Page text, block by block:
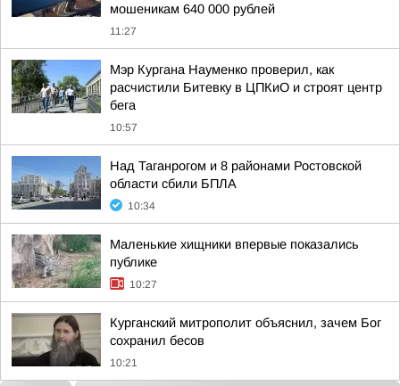
мошеникам 640 000 рублей
11:27
Мэр Кургана Науменко проверил, как
расчистили Битевку в ЦПКиО и строят центр
бега
10:57
Над Таганрогом и 8 районами Ростовской
области сбили БПЛА
10:34
Маленькие хищники впервые показались
публике
10:27
Курганский митрополит объяснил, зачем Бог
сохранил бесов
10:21